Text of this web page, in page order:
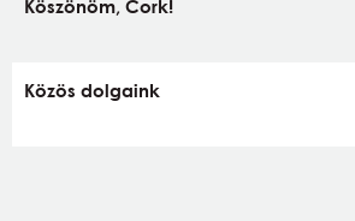
Köszönöm, Cork!
Közös dolgaink